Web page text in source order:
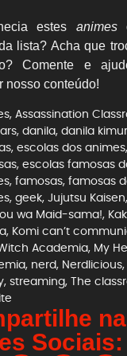
estes animes
lista? Acha que
Comente e
nosso conteúdo!
, Assassination
, danila, danila
, escolas dos animes,
, escolas famosas
, famosas, famosas
, geek, Jujutsu Kaisen,
wa Maid-sama!,
, Komi can’t
Academia, My
, nerd, Nerdlicious,
, streaming, The
Sociais: